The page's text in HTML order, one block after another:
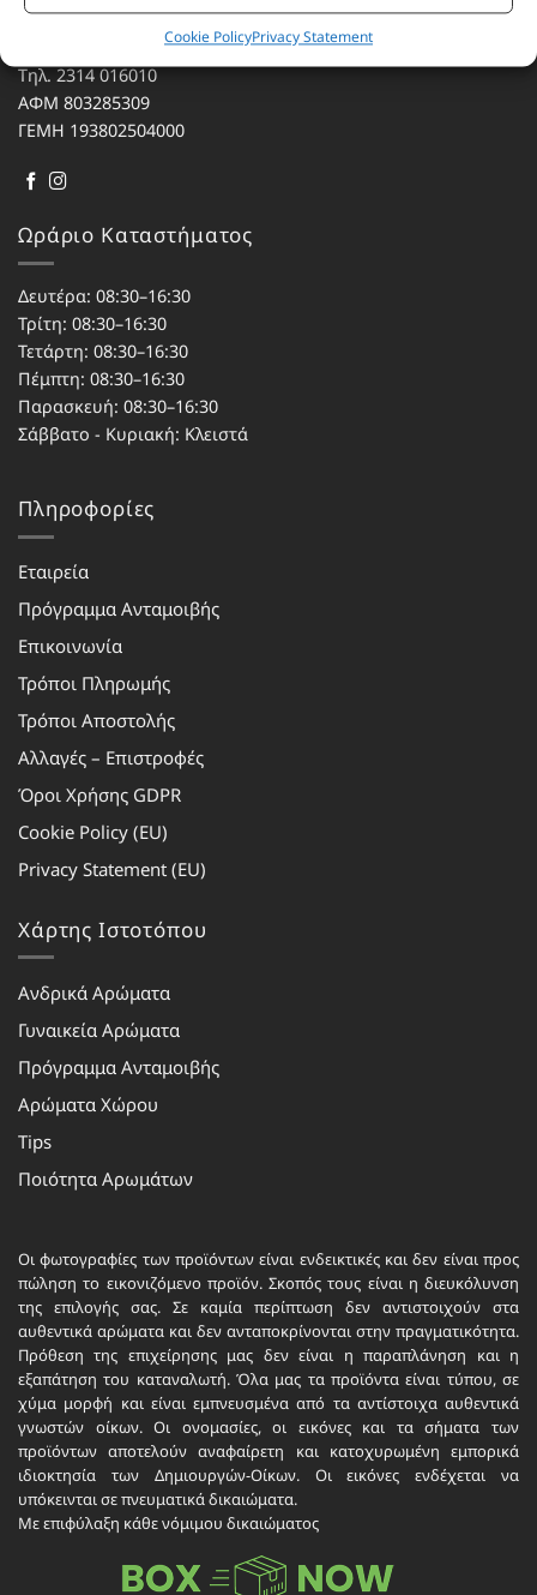
Cookie PolicyPrivacy Statement
Αγίου Κωνσταντίνου 76
Τ.Κ. 56224, Εύοσμος, Θεσσαλονίκη
Τηλ. 2314 016010
ΑΦΜ 803285309
ΓΕΜΗ 193802504000
Ωράριο Καταστήματος
Δευτέρα: 08:30–16:30
Τρίτη: 08:30–16:30
Τετάρτη: 08:30–16:30
Πέμπτη: 08:30–16:30
Παρασκευή: 08:30–16:30
Σάββατο - Κυριακή: Κλειστά
Πληροφορίες
Εταιρεία
Πρόγραμμα Ανταμοιβής
Επικοινωνία
Τρόποι Πληρωμής
Τρόποι Αποστολής
Αλλαγές – Επιστροφές
Όροι Χρήσης GDPR
Cookie Policy (EU)
Privacy Statement (EU)
Χάρτης Ιστοτόπου
Ανδρικά Αρώματα
Γυναικεία Αρώματα
Πρόγραμμα Ανταμοιβής
Αρώματα Χώρου
Tips
Ποιότητα Αρωμάτων
Οι φωτογραφίες των προϊόντων είναι ενδεικτικές και δεν είναι προς
πώληση το εικονιζόμενο προϊόν. Σκοπός τους είναι η διευκόλυνση
της επιλογής σας. Σε καμία περίπτωση δεν αντιστοιχούν στα
αυθεντικά αρώματα και δεν ανταποκρίνονται στην πραγματικότητα.
Πρόθεση της επιχείρησης μας δεν είναι η παραπλάνηση και η
εξαπάτηση του καταναλωτή. Όλα μας τα προϊόντα είναι τύπου, σε
χύμα μορφή και είναι εμπνευσμένα από τα αντίστοιχα αυθεντικά
γνωστών οίκων. Οι ονομασίες, οι εικόνες και τα σήματα των
προϊόντων αποτελούν αναφαίρετη και κατοχυρωμένη εμπορικά
ιδιοκτησία των Δημιουργών-Οίκων. Οι εικόνες ενδέχεται να
υπόκεινται σε πνευματικά δικαιώματα.
Με επιφύλαξη κάθε νόμιμου δικαιώματος